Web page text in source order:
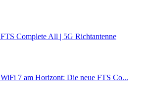
FTS Complete All | 5G Richtantenne
WiFi 7 am Horizont: Die neue FTS Co...